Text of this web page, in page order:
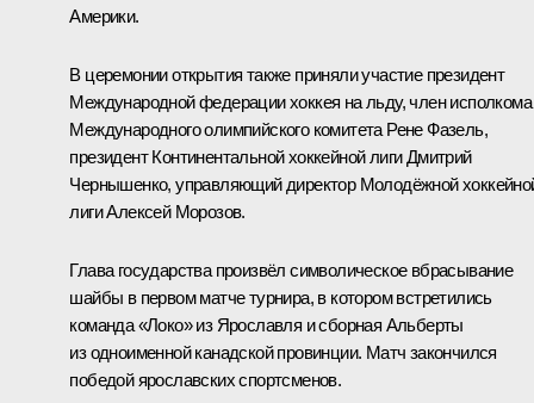
Америки.
В церемонии открытия также приняли участие президент
Международной федерации хоккея на льду, член исполкома
Международного олимпийского комитета Рене Фазель,
президент Континентальной хоккейной лиги Дмитрий
Чернышенко, управляющий директор Молодёжной
лиги Алексей Морозов.
Глава государства произвёл символическое вбрасывание
шайбы в первом матче турнира, в котором встретились
команда «Локо» из Ярославля и сборная Альберты
из одноименной канадской провинции. Матч закончился
победой ярославских спортсменов.